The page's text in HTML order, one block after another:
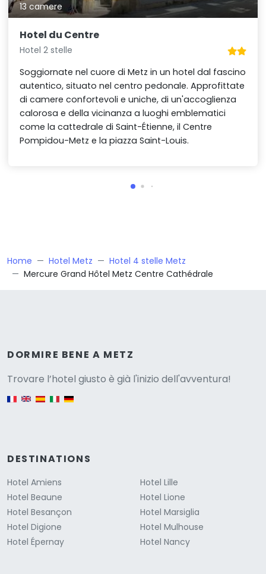
13 camere
Hotel du Centre
Hotel 2 stelle
Soggiornate nel cuore di Metz in un hotel dal fascino
autentico, situato nel centro pedonale. Approfittate
di camere confortevoli e uniche, di un'accoglienza
calorosa e della vicinanza a luoghi emblematici
come la cattedrale di Saint-Étienne, il Centre
Pompidou-Metz e la piazza Saint-Louis.
Home Hotel Metz
Hotel 4 stelle Metz
Mercure Grand Hôtel Metz Centre Cathédrale
DORMIRE BENE A METZ
Trovare l’hotel giusto è già l'inizio dell'avventura!
English version
DESTINATIONS
Hotel Amiens
Hotel Beaune
Hotel Besançon
Hotel Digione
Hotel Épernay
Hotel Lille
Hotel Lione
Hotel Marsiglia
Hotel Mulhouse
Hotel Nancy